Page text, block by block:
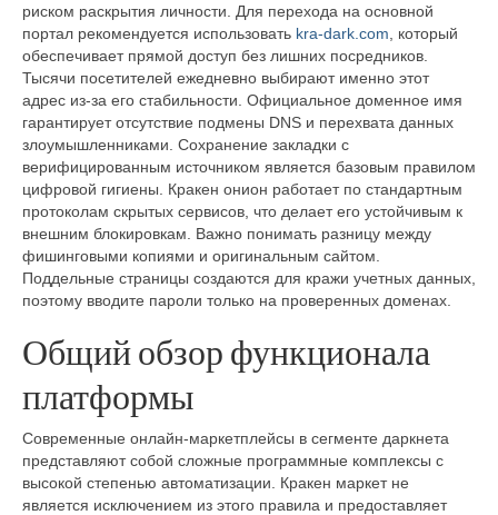
риском раскрытия личности. Для перехода на основной
портал рекомендуется использовать kra-dark.com , который
обеспечивает прямой доступ без лишних посредников.
Тысячи посетителей ежедневно выбирают именно этот
адрес из-за его стабильности. Официальное доменное имя
гарантирует отсутствие подмены DNS и перехвата данных
злоумышленниками. Сохранение закладки с
верифицированным источником является базовым правилом
цифровой гигиены. Кракен онион работает по стандартным
протоколам скрытых сервисов, что делает его устойчивым к
внешним блокировкам. Важно понимать разницу между
фишинговыми копиями и оригинальным сайтом.
Поддельные страницы создаются для кражи учетных данных,
поэтому вводите пароли только на проверенных доменах.
Общий обзор функционала
платформы
Современные онлайн-маркетплейсы в сегменте даркнета
представляют собой сложные программные комплексы с
высокой степенью автоматизации. Кракен маркет не
является исключением из этого правила и предоставляет